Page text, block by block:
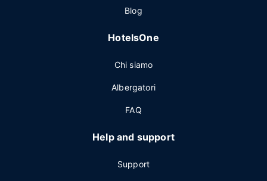
Blog
HotelsOne
Chi siamo
Albergatori
FAQ
Help and support
Support